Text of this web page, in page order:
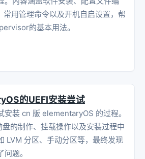
用管理命令以及开机自启设置，帮
的基本用法。
的UEFI安装尝试
安装 cn 版 elementaryOS 的过程。
盘的制作、挂载操作以及安装过程中
LVM 分区、手动分区等，最终发现
题。